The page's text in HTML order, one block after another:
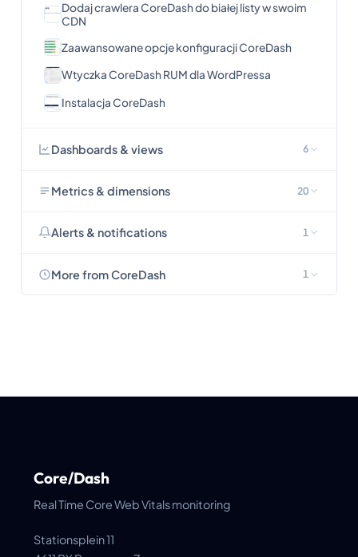
Dodaj crawlera CoreDash do białej listy w swoim
CDN
Zaawansowane opcje konfiguracji CoreDash
Wtyczka CoreDash RUM dla WordPressa
Instalacja CoreDash
Dashboards & views 6
Metrics & dimensions 20
Alerts & notifications 1
More from CoreDash 1
Core/Dash
Real Time Core Web Vitals monitoring
Stationsplein 11